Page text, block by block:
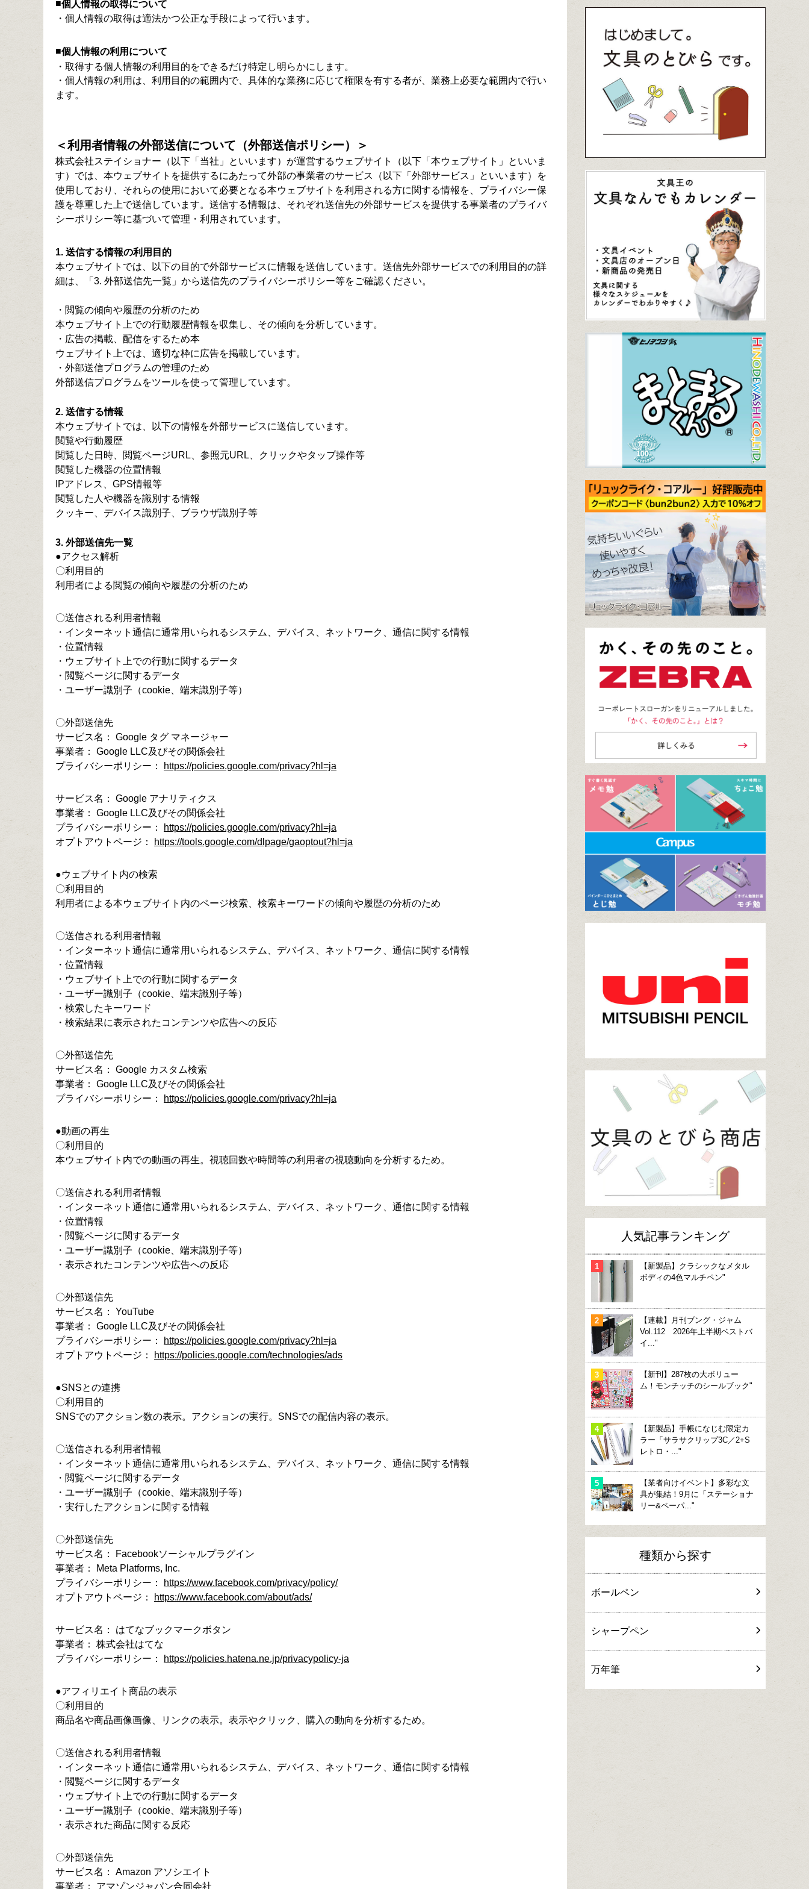
■個人情報の取得について
・個人情報の取得は適法かつ公正な手段によって行います。
■個人情報の利用について
・取得する個人情報の利用目的をできるだけ特定し明らかにします。
・個人情報の利用は、利用目的の範囲内で、具体的な業務に応じて権限を有する者が、業務上必要な範囲内で行い
ます。
＜利用者情報の外部送信について（外部送信ポリシー）＞
株式会社ステイショナー（以下「当社」といいます）が運営するウェブサイト（以下「本ウェブサイト」といいま
す）では、本ウェブサイトを提供するにあたって外部の事業者のサービス（以下「外部サービス」といいます）を
使用しており、それらの使用において必要となる本ウェブサイトを利用される方に関する情報を、プライバシー保
護を尊重した上で送信しています。送信する情報は、それぞれ送信先の外部サービスを提供する事業者のプライバ
シーポリシー等に基づいて管理・利用されています。
1. 送信する情報の利用目的
本ウェブサイトでは、以下の目的で外部サービスに情報を送信しています。送信先外部サービスでの利用目的の詳
細は、「3. 外部送信先一覧」から送信先のプライバシーポリシー等をご確認ください。
・閲覧の傾向や履歴の分析のため
本ウェブサイト上での行動履歴情報を収集し、その傾向を分析しています。
・広告の掲載、配信をするため本
ウェブサイト上では、適切な枠に広告を掲載しています。
・外部送信プログラムの管理のため
外部送信プログラムをツールを使って管理しています。
2. 送信する情報
本ウェブサイトでは、以下の情報を外部サービスに送信しています。
閲覧や行動履歴
閲覧した日時、閲覧ページURL、参照元URL、クリックやタップ操作等
閲覧した機器の位置情報
IPアドレス、GPS情報等
閲覧した人や機器を識別する情報
クッキー、デバイス識別子、ブラウザ識別子等
3. 外部送信先一覧
●アクセス解析
〇利用目的
利用者による閲覧の傾向や履歴の分析のため
〇送信される利用者情報
・インターネット通信に通常用いられるシステム、デバイス、ネットワーク、通信に関する情報
・位置情報
・ウェブサイト上での行動に関するデータ
・閲覧ページに関するデータ
・ユーザー識別子（cookie、端末識別子等）
〇外部送信先
サービス名： Google タグ マネージャー
事業者： Google LLC及びその関係会社
プライバシーポリシー：
https://policies.google.com/privacy?hl=ja
サービス名： Google アナリティクス
事業者： Google LLC及びその関係会社
プライバシーポリシー：
https://policies.google.com/privacy?hl=ja
オプトアウトページ：
https://tools.google.com/dlpage/gaoptout?hl=ja
●ウェブサイト内の検索
〇利用目的
利用者による本ウェブサイト内のページ検索、検索キーワードの傾向や履歴の分析のため
〇送信される利用者情報
・インターネット通信に通常用いられるシステム、デバイス、ネットワーク、通信に関する情報
・位置情報
・ウェブサイト上での行動に関するデータ
・ユーザー識別子（cookie、端末識別子等）
・検索したキーワード
・検索結果に表示されたコンテンツや広告への反応
〇外部送信先
サービス名： Google カスタム検索
事業者： Google LLC及びその関係会社
プライバシーポリシー：
https://policies.google.com/privacy?hl=ja
●動画の再生
〇利用目的
本ウェブサイト内での動画の再生。視聴回数や時間等の利用者の視聴動向を分析するため。
〇送信される利用者情報
・インターネット通信に通常用いられるシステム、デバイス、ネットワーク、通信に関する情報
・位置情報
・閲覧ページに関するデータ
・ユーザー識別子（cookie、端末識別子等）
・表示されたコンテンツや広告への反応
〇外部送信先
サービス名： YouTube
事業者： Google LLC及びその関係会社
プライバシーポリシー：
https://policies.google.com/privacy?hl=ja
オプトアウトページ：
https://policies.google.com/technologies/ads
●SNSとの連携
〇利用目的
SNSでのアクション数の表示。アクションの実行。SNSでの配信内容の表示。
〇送信される利用者情報
・インターネット通信に通常用いられるシステム、デバイス、ネットワーク、通信に関する情報
・閲覧ページに関するデータ
・ユーザー識別子（cookie、端末識別子等）
・実行したアクションに関する情報
〇外部送信先
サービス名： Facebookソーシャルプラグイン
事業者： Meta Platforms, Inc.
プライバシーポリシー：
https://www.facebook.com/privacy/policy/
オプトアウトページ：
https://www.facebook.com/about/ads/
サービス名： はてなブックマークボタン
事業者： 株式会社はてな
プライバシーポリシー：
https://policies.hatena.ne.jp/privacypolicy-ja
●アフィリエイト商品の表示
〇利用目的
商品名や商品画像画像、リンクの表示。表示やクリック、購入の動向を分析するため。
〇送信される利用者情報
・インターネット通信に通常用いられるシステム、デバイス、ネットワーク、通信に関する情報
・閲覧ページに関するデータ
・ウェブサイト上での行動に関するデータ
・ユーザー識別子（cookie、端末識別子等）
・表示された商品に関する反応
〇外部送信先
サービス名： Amazon アソシエイト
事業者： アマゾンジャパン合同会社
人気記事ランキング
【新製品】クラシックなメタル
ボディの4色マルチペン"
【連載】月刊ブング・ジャム
Vol.112 2026年上半期ベストバ
イ..."
【新刊】287枚の大ボリュー
ム！モンチッチのシールブック"
【新製品】手帳になじむ限定カ
ラー「サラサクリップ3C／2+S
レトロ・..."
【業者向けイベント】多彩な文
具が集結！9月に「ステーショナ
リー&ペーパ..."
種類から探す
ボールペン
シャープペン
万年筆